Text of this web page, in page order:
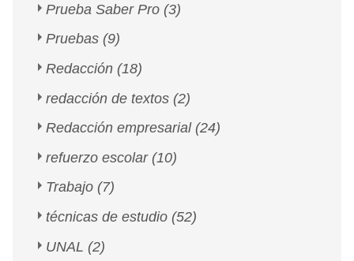
Prueba Saber Pro (3)
Pruebas (9)
Redacción (18)
redacción de textos (2)
Redacción empresarial (24)
refuerzo escolar (10)
Trabajo (7)
técnicas de estudio (52)
UNAL (2)